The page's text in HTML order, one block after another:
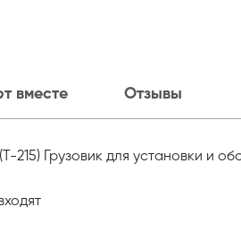
вместе Отзывы
215) Грузовик для установки и